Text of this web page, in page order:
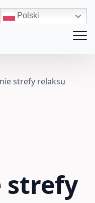
Polski
strefy relaksu
strefy